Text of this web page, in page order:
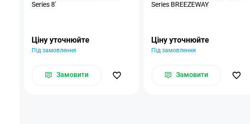
Series 8'
Ціну уточнюйте
Під замовлення
Замовити
Series BREEZEWAY
Ціну уточнюйте
Під замовлення
Замовити